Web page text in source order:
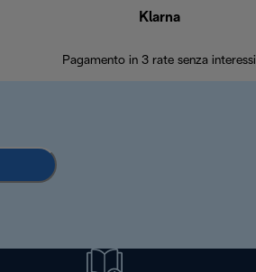
Klarna
Pagamento in 3 rate senza interessi